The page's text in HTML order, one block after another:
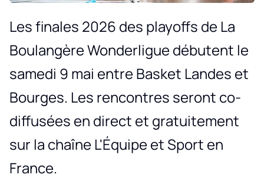
Les finales 2026 des playoffs de La
Boulangère Wonderligue débutent le
samedi 9 mai entre Basket Landes et
Bourges. Les rencontres seront co-
diffusées en direct et gratuitement
sur la chaîne L'Équipe et Sport en
France.